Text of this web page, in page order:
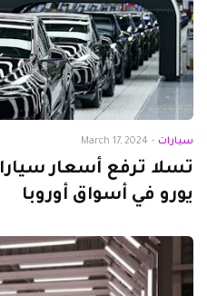
سيارات -
March 17, 2024
يورو في أسواق أوروبا